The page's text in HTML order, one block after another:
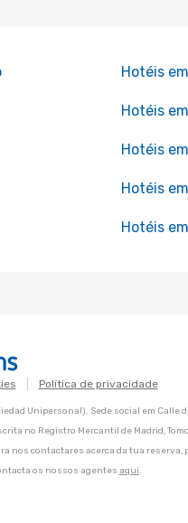
Hotéis
Hotéis
Hotéis
Hotéis
Hotéis
Política de privacidade
Unipersonal). Sede social em Calle
no Registro Mercantil de Madrid, Tomo
nos contactares acerca da tua reserva,
os nossos agentes aqui.